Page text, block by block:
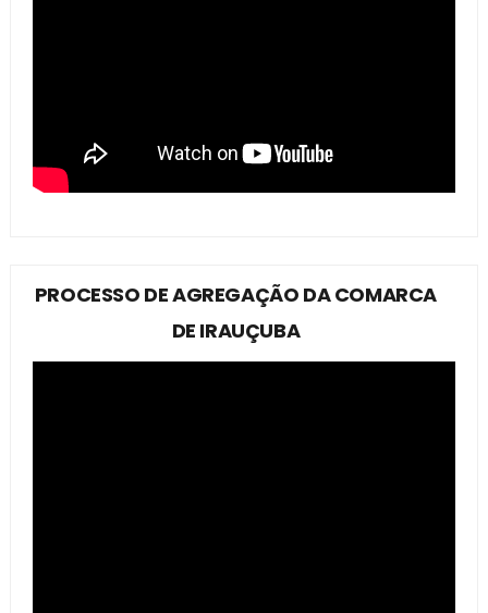
PROCESSO DE AGREGAÇÃO DA COMARCA
DE IRAUÇUBA